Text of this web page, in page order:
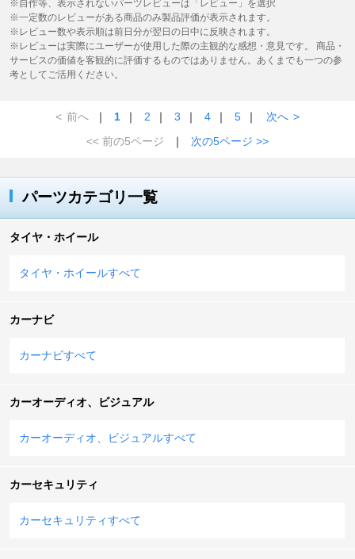
※自作等、表示されないパーツレビューは「レビュー」を選択
※一定数のレビューがある商品のみ製品評価が表示されます。
※レビュー数や表示順は前日分が翌日の日中に反映されます。
※レビューは実際にユーザーが使用した際の主観的な感想・意見です。 商品・
サービスの価値を客観的に評価するものではありません。あくまでも一つの参
考としてご活用ください。
< 前へ ｜ 1 ｜ 2 ｜ 3 ｜ 4 ｜ 5 ｜ 次へ >
<< 前の5ページ
｜ 次の5ページ >>
パーツカテゴリ一覧
タイヤ・ホイール
タイヤ・ホイールすべて
カーナビ
カーナビすべて
カーオーディオ、ビジュアル
カーオーディオ、ビジュアルすべて
カーセキュリティ
カーセキュリティすべて